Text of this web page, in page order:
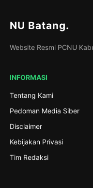
NU Batang.
Website Resmi PCNU
INFORMASI
Tentang Kami
Pedoman Media Siber
Disclaimer
Kebijakan Privasi
Tim Redaksi